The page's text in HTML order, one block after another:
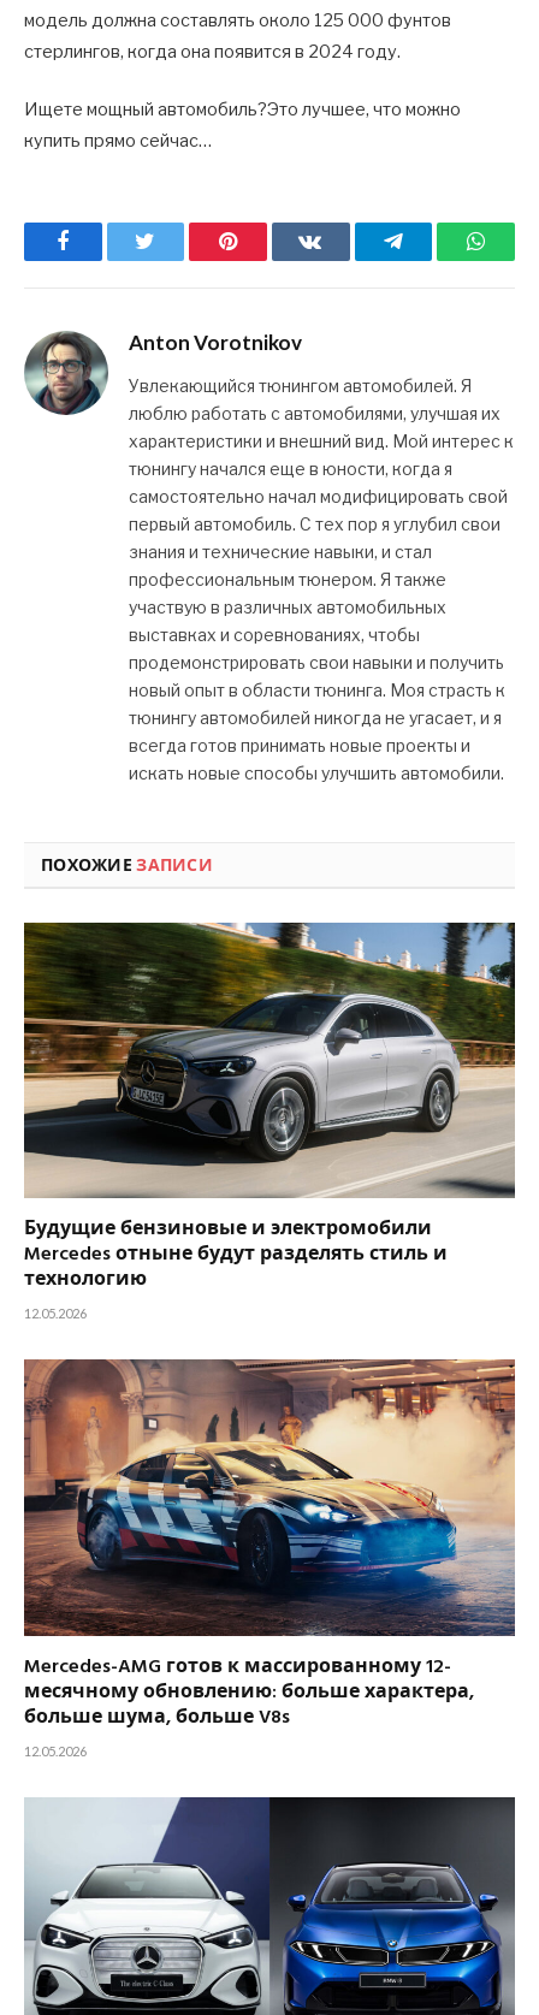
модель должна составлять около 125 000 фунтов
стерлингов, когда она появится в 2024 году.
Ищете мощный автомобиль?Это лучшее, что можно
купить прямо сейчас…
Facebook Pinterest ВКонтактеTelegram
Anton Vorotnikov
Увлекающийся тюнингом автомобилей. Я
люблю работать с автомобилями, улучшая их
характеристики и внешний вид. Мой интерес к
тюнингу начался еще в юности, когда я
самостоятельно начал модифицировать свой
первый автомобиль. С тех пор я углубил свои
знания и технические навыки, и стал
профессиональным тюнером. Я также
участвую в различных автомобильных
выставках и соревнованиях, чтобы
продемонстрировать свои навыки и получить
новый опыт в области тюнинга. Моя страсть к
тюнингу автомобилей никогда не угасает, и я
всегда готов принимать новые проекты и
искать новые способы улучшить автомобили.
ПОХОЖИЕЗАПИСИ
Будущие бензиновые и электромобили
Mercedes отныне будут разделять стиль и
технологию
12.05.2026
Mercedes-AMG готов к массированному 12-
месячному обновлению: больше характера,
больше шума, больше V8s
12.05.2026